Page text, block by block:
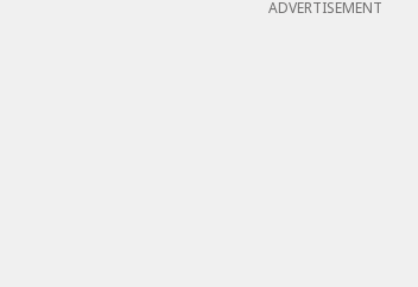
ADVERTISEMENT